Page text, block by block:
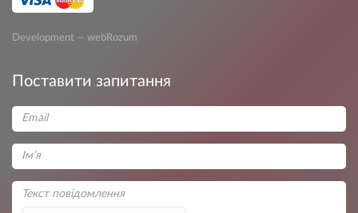
Development — webRozum
Поставити запитання